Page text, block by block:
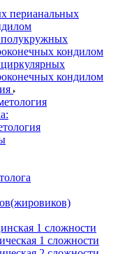
перианальных
кондилом
кондилом
1 сложности
1 сложности